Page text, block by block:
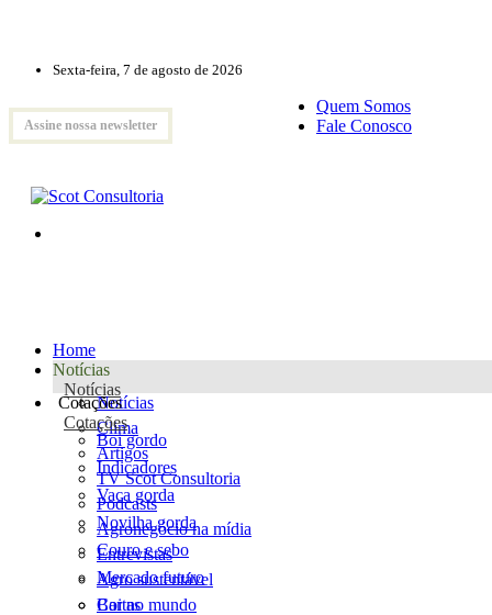
Sexta-feira, 7 de agosto de 2026
Assine nossa newsletter
Quem Somos
Fale Conosco
Home
Notícias
Notícias
Notícias
Clima
Artigos
TV Scot Consultoria
Podcasts
Agronegócio na mídia
Entrevistas
Agro sustentável
Cartas
Cotações
Cotações
Boi gordo
Indicadores
Vaca gorda
Novilha gorda
Couro e sebo
Mercado futuro
Boi no mundo